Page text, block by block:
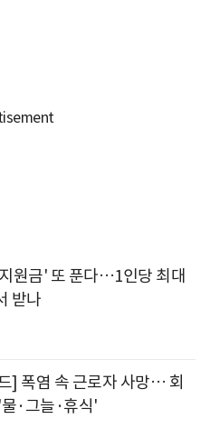
원금' 또 푼다…1인당 최대
받나
] 폭염 속 근로자 사망… 회
·그늘·휴식'